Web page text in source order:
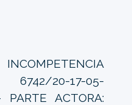
6742/20-17-05-
ACTORA: